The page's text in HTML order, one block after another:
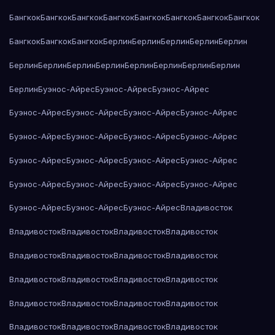
БангкокБангкокБангкокБангкокБангкокБангкокБангкокБангкок
БангкокБангкокБангкокБерлинБерлинБерлинБерлинБерлин
БерлинБерлинБерлинБерлинБерлинБерлинБерлинБерлин
БерлинБуэнос-АйресБуэнос-АйресБуэнос-Айрес
Буэнос-АйресБуэнос-АйресБуэнос-АйресБуэнос-Айрес
Буэнос-АйресБуэнос-АйресБуэнос-АйресБуэнос-Айрес
Буэнос-АйресБуэнос-АйресБуэнос-АйресБуэнос-Айрес
Буэнос-АйресБуэнос-АйресБуэнос-АйресБуэнос-Айрес
Буэнос-АйресБуэнос-АйресБуэнос-АйресВладивосток
ВладивостокВладивостокВладивостокВладивосток
ВладивостокВладивостокВладивостокВладивосток
ВладивостокВладивостокВладивостокВладивосток
ВладивостокВладивостокВладивостокВладивосток
ВладивостокВладивостокВладивостокВладивосток